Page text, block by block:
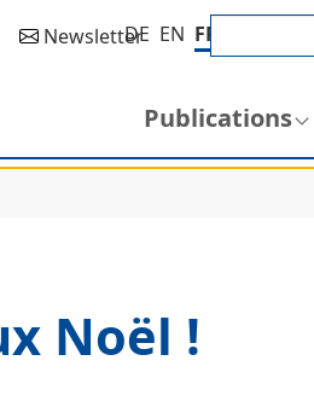
Newsletter
DE EN FR
Publications
Noël !